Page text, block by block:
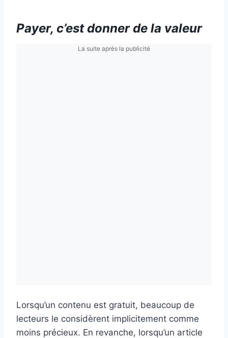
Payer, c’est donner de la valeur
La suite après la publicité
Lorsqu’un contenu est gratuit, beaucoup de
lecteurs le considèrent implicitement comme
moins précieux. En revanche, lorsqu’un article